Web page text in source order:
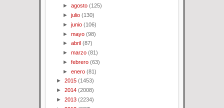
►agosto (125)
►julio (130)
►junio (106)
►mayo (98)
►abril (87)
►marzo (81)
►febrero (63)
►enero (81)
► 2015 (1453)
► 2014 (2008)
► 2013 (2234)